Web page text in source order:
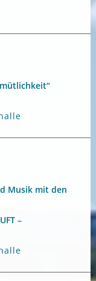
Musik mit den
–